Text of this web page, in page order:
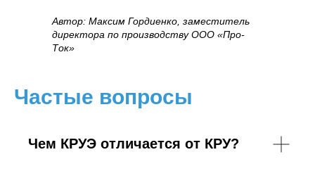
Автор: Максим Гордиенко, заместитель
директора по производству ООО «Про-
Ток»
Частые вопросы
Чем КРУЭ отличается от КРУ?